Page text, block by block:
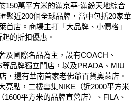
150萬平方米的滿京華·滿紛天地綜合
聚近200個全球品牌，當中包括20家華
首店。商場主打「大品牌、小價格」
的折扣優惠。
及國際名品為主，設有COACH、
品牌獨立門店，以及PRADA、MIU
，還有華南首家老佛爺百貨奧萊店。
亮點，二樓雲集NIKE（近2000平方米
1600平方米的品牌直營店）、FILA、